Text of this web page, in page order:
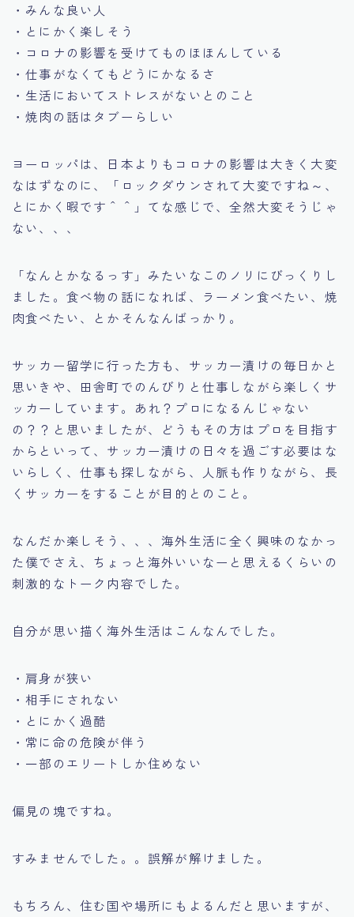
・みんな良い人
・とにかく楽しそう
・コロナの影響を受けてものほほんしている
・仕事がなくてもどうにかなるさ
・生活においてストレスがないとのこと
・焼肉の話はタブーらしい
ヨーロッパは、日本よりもコロナの影響は大きく大変
なはずなのに、「ロックダウンされて大変ですね～、
とにかく暇です＾＾」てな感じで、全然大変そうじゃ
ない、、、
「なんとかなるっす」みたいなこのノリにびっくりし
ました。食べ物の話になれば、ラーメン食べたい、焼
肉食べたい、とかそんなんばっかり。
サッカー留学に行った方も、サッカー漬けの毎日かと
思いきや、田舎町でのんびりと仕事しながら楽しくサ
ッカーしています。あれ？プロになるんじゃない
の？？と思いましたが、どうもその方はプロを目指す
からといって、サッカー漬けの日々を過ごす必要はな
いらしく、仕事も探しながら、人脈も作りながら、長
くサッカーをすることが目的とのこと。
なんだか楽しそう、、、海外生活に全く興味のなかっ
た僕でさえ、ちょっと海外いいなーと思えるくらいの
刺激的なトーク内容でした。
自分が思い描く海外生活はこんなんでした。
・肩身が狭い
・相手にされない
・とにかく過酷
・常に命の危険が伴う
・一部のエリートしか住めない
偏見の塊ですね。
すみませんでした。。誤解が解けました。
もちろん、住む国や場所にもよるんだと思いますが、